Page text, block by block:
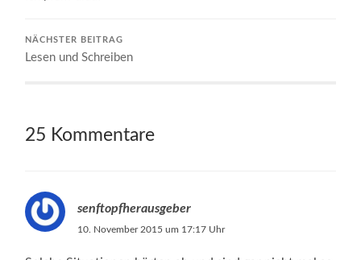
NÄCHSTER BEITRAG
Lesen und Schreiben
25 Kommentare
senftopfherausgeber
10. November 2015 um 17:17 Uhr